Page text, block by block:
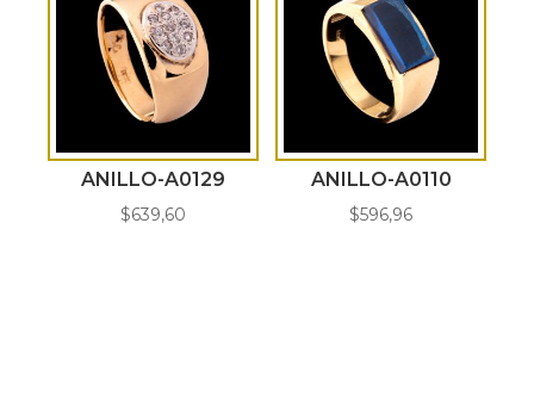
ANILLO-A0129
$639,60
ANILLO-A0110
$596,96